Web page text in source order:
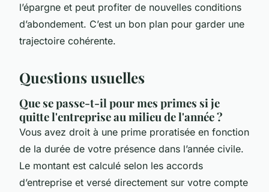
l’épargne et peut profiter de nouvelles conditions
d’abondement. C’est un bon plan pour garder une
trajectoire cohérente.
Questions usuelles
Que se passe-t-il pour mes primes si je
quitte l'entreprise au milieu de l'année ?
Vous avez droit à une prime proratisée en fonction
de la durée de votre présence dans l’année civile.
Le montant est calculé selon les accords
d’entreprise et versé directement sur votre compte